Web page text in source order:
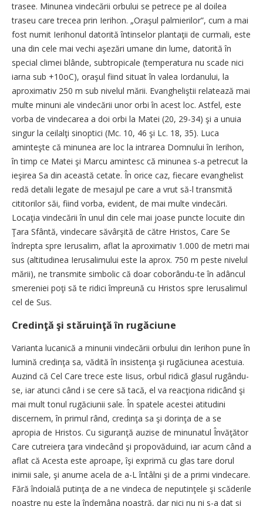
trasee. Minunea vindecării orbului se petrece pe al doilea
traseu care trecea prin Ierihon. „Oraşul palmierilor”, cum a mai
fost numit Ierihonul datorită întinselor plantaţii de ­curmali, este
una din cele mai vechi aşezări umane din lume, datorită în
special climei blânde, subtropicale (temperatura nu scade nici
iarna sub +10oC), oraşul fiind situat în valea Iordanului, la
aproximativ 250 m sub nivelul mării. Evangheliştii relatează mai
multe minuni ale vindecării unor orbi în acest loc. Astfel, este
vorba de vindecarea a doi orbi la Matei (20, 29-34) şi a unuia
singur la ceilalţi sinoptici (Mc. 10, 46 şi Lc. 18, 35). Luca
aminteşte că minunea are loc la intrarea Domnului în Ierihon,
în timp ce Matei şi Marcu amintesc că minunea s-a petrecut la
ieşirea Sa din această cetate. În orice caz, fiecare evanghelist
redă detalii legate de mesajul pe care a vrut să-l transmită
cititorilor săi, fiind vorba, evident, de mai multe vindecări.
Locaţia vindecării în unul din cele mai joase puncte locuite din
Ţara Sfântă, vindecare săvârşită de către Hristos, Care Se
îndrepta spre Ierusalim, aflat la aproximativ 1.000 de metri mai
sus (altitudinea Ierusalimului este la aprox. 750 m peste nivelul
mării), ne transmite simbolic că doar coborându-te în adâncul
smereniei poţi să te ridici împreună cu Hristos spre Ierusalimul
cel de Sus.
Credinţă şi stăruinţă în rugăciune
Varianta lucanică a minunii vindecării orbului din Ierihon pune în
lumină credinţa sa, vădită în insistenţa şi rugăciunea acestuia.
Auzind că Cel Care trece este Iisus, orbul ridică glasul rugându-
se, iar atunci când i se cere să tacă, el va reacţiona ridicând şi
mai mult tonul rugăciunii sale. În spatele acestei atitudini
discernem, în primul rând, credinţa sa şi dorinţa de a se
apropia de Hristos. Cu siguranţă auzise de minunatul Învăţător
Care cutreiera ţara vindecând şi propovăduind, iar acum când a
aflat că Acesta este aproape, îşi exprimă cu glas tare dorul
inimii sale, şi anume acela de a-L întâlni şi de a primi vindecare.
Fără îndoială putinţa de a ne vindeca de neputinţele şi scăderile
noastre nu este la îndemâna noastră, dar nici nu ni s-a dat şi